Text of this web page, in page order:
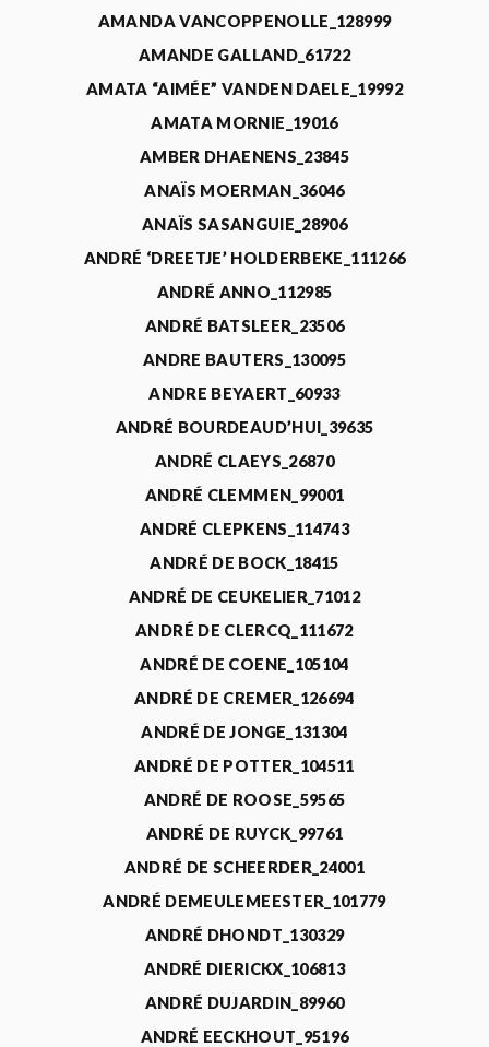
AMANDA VANCOPPENOLLE_128999
AMANDE GALLAND_61722
AMATA “AIMÉE” VANDEN DAELE_19992
AMATA MORNIE_19016
AMBER DHAENENS_23845
ANAÏS MOERMAN_36046
ANAÏS SASANGUIE_28906
ANDRÉ ‘DREETJE’ HOLDERBEKE_111266
ANDRÉ ANNO_112985
ANDRÉ BATSLEER_23506
ANDRE BAUTERS_130095
ANDRE BEYAERT_60933
ANDRÉ BOURDEAUD’HUI_39635
ANDRÉ CLAEYS_26870
ANDRÉ CLEMMEN_99001
ANDRÉ CLEPKENS_114743
ANDRÉ DE BOCK_18415
ANDRÉ DE CEUKELIER_71012
ANDRÉ DE CLERCQ_111672
ANDRÉ DE COENE_105104
ANDRÉ DE CREMER_126694
ANDRÉ DE JONGE_131304
ANDRÉ DE POTTER_104511
ANDRÉ DE ROOSE_59565
ANDRÉ DE RUYCK_99761
ANDRÉ DE SCHEERDER_24001
ANDRÉ DEMEULEMEESTER_101779
ANDRÉ DHONDT_130329
ANDRÉ DIERICKX_106813
ANDRÉ DUJARDIN_89960
ANDRÉ EECKHOUT_95196